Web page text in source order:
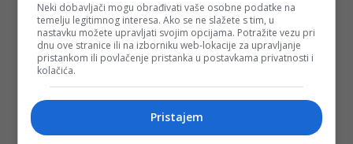
Neki dobavljači mogu obrađivati vaše osobne podatke na
temelju legitimnog interesa. Ako se ne slažete s tim, u
nastavku možete upravljati svojim opcijama. Potražite vezu pri
dnu ove stranice ili na izborniku web-lokacije za upravljanje
pristankom ili povlačenje pristanka u postavkama privatnosti i
kolačića.
Pristajem